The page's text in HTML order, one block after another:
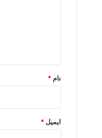
نام *
ایمیل *